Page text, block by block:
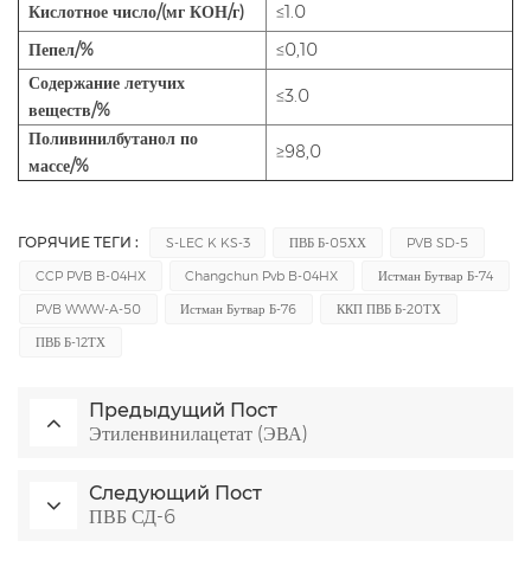
Кислотное число/(мг КОН/г)
≤1.0
Пепел/%
≤0,10
Содержание летучих
веществ/%
≤3.0
Поливинилбутанол по
массе/%
≥98,0
ГОРЯЧИЕ ТЕГИ : S-LEC K KS-3 ПВБ Б-05ХХ
PVB SD-5
CCP PVB B-04HX
Changchun Pvb B-04HX
Истман Бутвар Б-74
PVB WWW-A-50
Истман Бутвар Б-76
ККП ПВБ Б-20ТХ
ПВБ Б-12ТХ
Предыдущий Пост
Этиленвинилацетат (ЭВА)
Следующий Пост
ПВБ СД-6